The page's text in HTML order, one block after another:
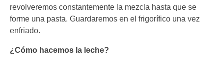
revolveremos constantemente la mezcla hasta que se
forme una pasta. Guardaremos en el frigorífico una vez
enfriado.
¿Cómo hacemos la leche?